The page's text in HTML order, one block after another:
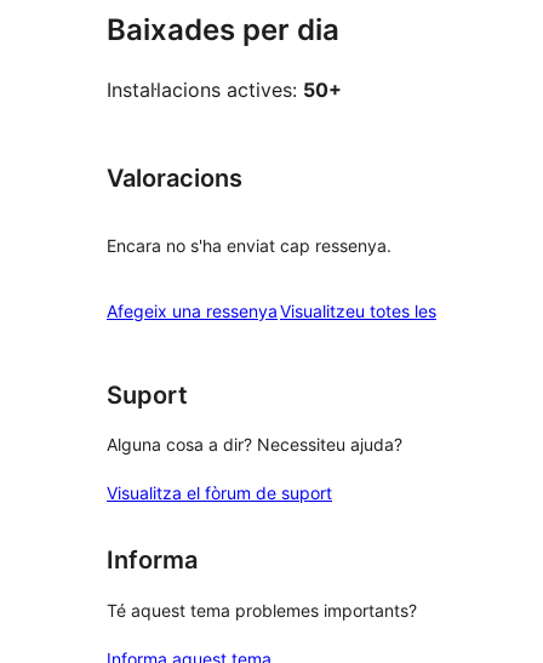
Baixades per dia
Instal·lacions actives: 50+
Valoracions
Encara no s'ha enviat cap ressenya.
Afegeix una ressenyaVisualitzeu totes lesressenyes
Suport
Alguna cosa a dir? Necessiteu ajuda?
Visualitza el fòrum de suport
Informa
Té aquest tema problemes importants?
Informa aquest tema